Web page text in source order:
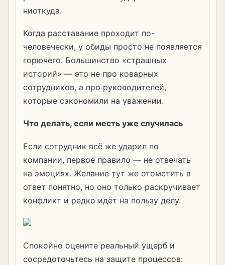
ниоткуда.
Когда расставание проходит по-
человечески, у обиды просто не появляется
горючего. Большинство «страшных
историй» — это не про коварных
сотрудников, а про руководителей,
которые сэкономили на уважении.
Что делать, если месть уже случилась
Если сотрудник всё же ударил по
компании, первое правило — не отвечать
на эмоциях. Желание тут же отомстить в
ответ понятно, но оно только раскручивает
конфликт и редко идёт на пользу делу.
Спокойно оцените реальный ущерб и
сосредоточьтесь на защите процессов: